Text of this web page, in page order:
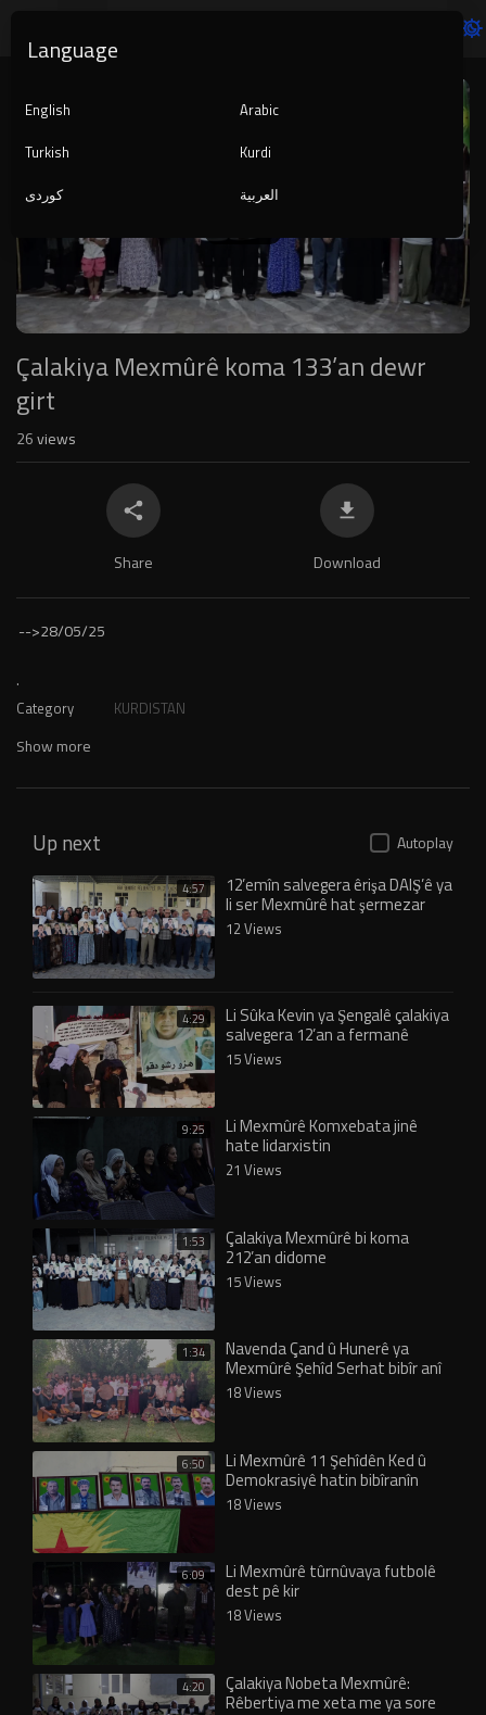
Player
auto
Çalakiya Mexmûrê koma 133’an dewr
girt
26views
Share Download
-->28/05/25
.
Category KURDISTAN
Show more
Up next Autoplay
4:57 12’emîn salvegera êrişa DAIŞ’ê ya
li ser Mexmûrê hat şermezar
kirin
12 Views
4:29 Li Sûka Kevin ya Şengalê çalakiya
salvegera 12’an a fermanê
didome
15 Views
9:25 Li Mexmûrê Komxebata jinê
hate lidarxistin
21 Views
1:53 Çalakiya Mexmûrê bi koma
212’an didome
15 Views
1:34 Navenda Çand û Hunerê ya
Mexmûrê Şehîd Serhat bibîr anî
18 Views
6:50 Li Mexmûrê 11 Şehîdên Ked û
Demokrasiyê hatin bibîranîn
18 Views
6:09 Li Mexmûrê tûrnûvaya futbolê
dest pê kir
18 Views
4:20 Çalakiya Nobeta Mexmûrê:
Rêbertiya me xeta me ya sore
Language
English
Arabic
Turkish
Kurdi
کوردی
العربية